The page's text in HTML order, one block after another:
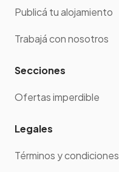
Publicá tu alojamiento
Trabajá con nosotros
Secciones
Ofertas imperdible
Legales
Términos y condiciones